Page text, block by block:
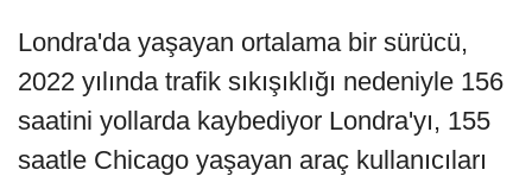
Londra'da yaşayan ortalama bir sürücü,
2022 yılında trafik sıkışıklığı nedeniyle 156
saatini yollarda kaybediyor Londra'yı, 155
saatle Chicago yaşayan araç kullanıcıları